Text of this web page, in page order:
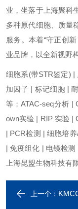
业，坐落于上海聚科
多种原代细胞、质量
服务。本着“守正创
业品牌，以全新视野
细胞系(带STR鉴定) |
加因子 | 标记细胞 |
等；ATAC-seq分析 |
own实验 | RIP 实验 |
| PCR检测 | 细胞培
| 免疫组化 | 电镜检
上海昆盟生物科技有
上一个：